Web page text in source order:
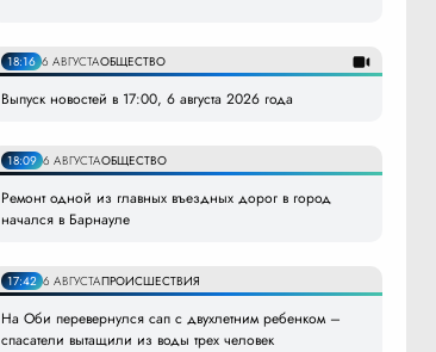
18:16 6 АВГУСТАОБЩЕСТВО
Выпуск новостей в 17:00, 6 августа 2026 года
18:09 6 АВГУСТАОБЩЕСТВО
Ремонт одной из главных въездных дорог в город
начался в Барнауле
17:42 6 АВГУСТАПРОИСШЕСТВИЯ
На Оби перевернулся сап с двухлетним ребенком –
спасатели вытащили из воды трех человек